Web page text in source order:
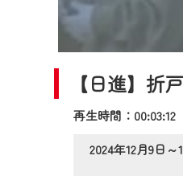
【日進】折
再生時間：
2024年12月9日～
日時
ご不